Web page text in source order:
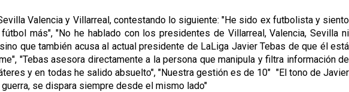
Valencia y Villarreal, contestando lo siguiente: "He sido ex futbolista y siento
más", "No he hablado con los presidentes de Villarreal, Valencia, Sevilla ni
que también acusa al actual presidente de LaLiga Javier Tebas de que él está
"Tebas asesora directamente a la persona que manipula y filtra información de
y en todas he salido absuelto", "Nuestra gestión es de 10" "El tono de Javier
se dispara siempre desde el mismo lado"